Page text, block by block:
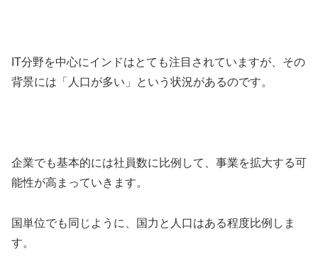
IT分野を中心にインドはとても注目されていますが、その
背景には「人口が多い」という状況があるのです。
企業でも基本的には社員数に比例して、事業を拡大する可
能性が高まっていきます。
国単位でも同じように、国力と人口はある程度比例しま
す。